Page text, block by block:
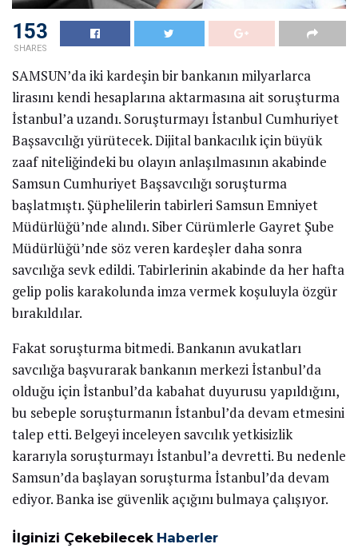
153
SHARES
SAMSUN’da iki kardeşin bir bankanın milyarlarca
lirasını kendi hesaplarına aktarmasına ait soruşturma
İstanbul’a uzandı. Soruşturmayı İstanbul Cumhuriyet
Başsavcılığı yürütecek. Dijital bankacılık için büyük
zaaf niteliğindeki bu olayın anlaşılmasının akabinde
Samsun Cumhuriyet Başsavcılığı soruşturma
başlatmıştı. Şüphelilerin tabirleri Samsun Emniyet
Müdürlüğü’nde alındı. Siber Cürümlerle Gayret Şube
Müdürlüğü’nde söz veren kardeşler daha sonra
savcılığa sevk edildi. Tabirlerinin akabinde da her hafta
gelip polis karakolunda imza vermek koşuluyla özgür
bırakıldılar.
Fakat soruşturma bitmedi. Bankanın avukatları
savcılığa başvurarak bankanın merkezi İstanbul’da
olduğu için İstanbul’da kabahat duyurusu yapıldığını,
bu sebeple soruşturmanın İstanbul’da devam etmesini
talep etti. Belgeyi inceleyen savcılık yetkisizlik
kararıyla soruşturmayı İstanbul’a devretti. Bu nedenle
Samsun’da başlayan soruşturma İstanbul’da devam
ediyor. Banka ise güvenlik açığını bulmaya çalışıyor.
İlginizi Çekebilecek Haberler